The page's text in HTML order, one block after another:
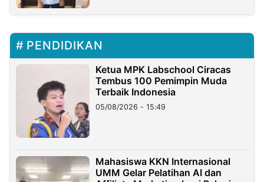
PENDIDIKAN
Ketua MPK Labschool Ciracas
Tembus 100 Pemimpin Muda
Terbaik Indonesia
05/08/2026 - 15:49
Mahasiswa KKN Internasional
UMM Gelar Pelatihan AI dan